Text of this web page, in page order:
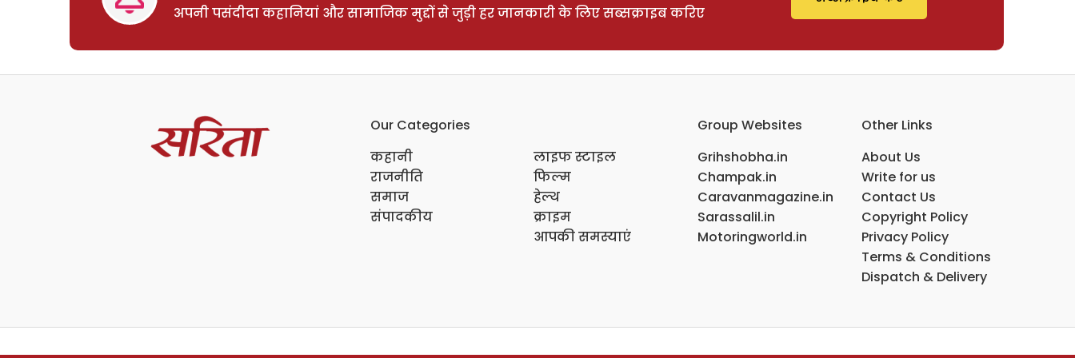
अपनी पसंदीदा कहानियां और सामाजिक मुद्दों से जुड़ी हर जानकारी के लिए सब्सक्राइब करिए
Our Categories
कहानी
राजनीति
समाज
संपादकीय
लाइफ स्टाइल
फिल्म
हेल्थ
क्राइम
आपकी समस्याएं
Group Websites
Grihshobha.in
Champak.in
Caravanmagazine.in
Sarassalil.in
Motoringworld.in
Other Links
About Us
Write for us
Contact Us
Copyright Policy
Privacy Policy
Terms & Conditions
Dispatch & Delivery